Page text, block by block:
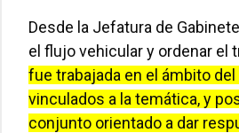
Desde la Jefatura de
el flujo vehicular y ordenar el
fue trabajada en el ámbito
vinculados a la temática, y
conjunto orientado a dar